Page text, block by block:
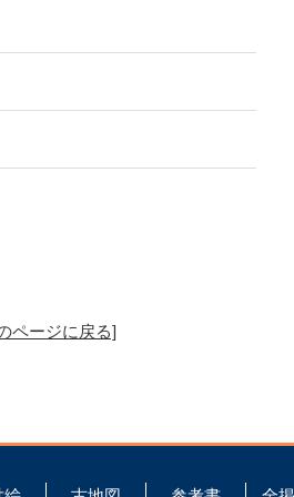
真貼付
ページに戻る]